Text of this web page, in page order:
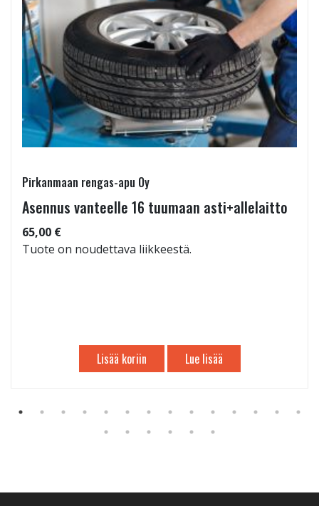
Pirkanmaan rengas-apu Oy
Asennus vanteelle 16 tuumaan asti+allelaitto
65,00 €
Tuote on noudettava liikkeestä.
Lisää koriin Lue lisää